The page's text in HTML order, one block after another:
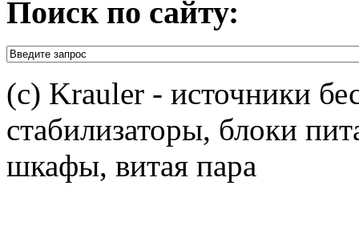
Поиск по сайту:
(c) Krauler - источники
стабилизаторы, блоки
шкафы, витая пара